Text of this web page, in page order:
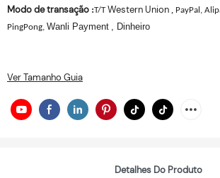
Modo de transação :T/TWestern Union , PayPal,
PingPong, Wanli Payment , Dinheiro
Ver Tamanho Guia
Detalhes Do Produto